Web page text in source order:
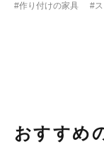
#作り付けの家具
#
おすすめ